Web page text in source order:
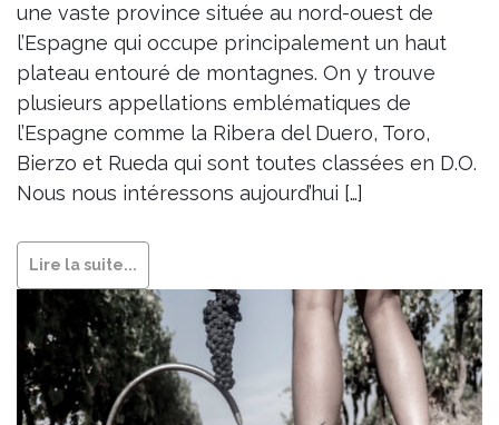
une vaste province située au nord-ouest de
l’Espagne qui occupe principalement un haut
plateau entouré de montagnes. On y trouve
plusieurs appellations emblématiques de
l’Espagne comme la Ribera del Duero, Toro,
Bierzo et Rueda qui sont toutes classées en D.O.
Nous nous intéressons aujourd’hui […]
Lire la suite...